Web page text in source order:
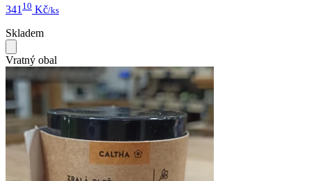
341 10 Kč/ks
Skladem
Vratný obal